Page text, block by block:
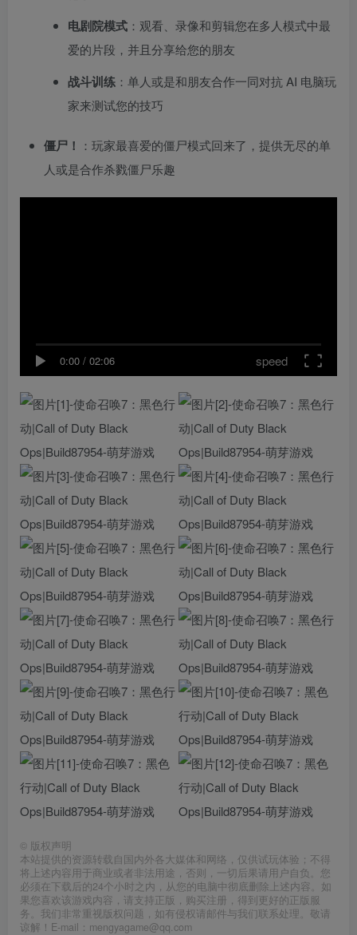
电剧院模式 ：观看、录像和剪辑您在多人模式中最
爱的片段，并且分享给您的朋友
战斗训练 ：单人或是和朋友合作一同对抗 AI 电脑玩
家来测试您的技巧
僵尸！ ：玩家最喜爱的僵尸模式回来了，提供无尽的单
人或是合作杀戮僵尸乐趣
0:00 / 02:06 speed
© 版权声明
本站提供的资源转载自国内外各大媒体和网络，仅供试玩体验；不得
将上述内容用于商业或者非法用途，否则，一切后果请用户自负。您
必须在下载后的24个小时之内，从您的电脑中彻底删除上述内容。如
果您喜欢该游戏内容，请支持正版，购买注册，得到更好的正版服
务。我们非常重视版权问题，如有侵权请邮件与我们联系处理。敬请
谅解！E-mail：mengyagame@qq.com